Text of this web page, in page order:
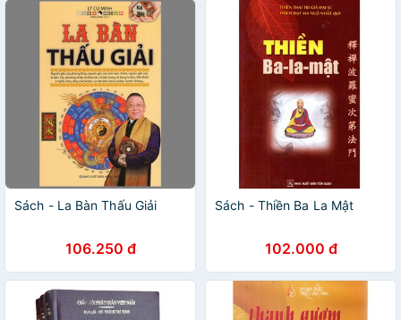
Sách - La Bàn Thấu Giải
106.250 đ
Sách - Thiền Ba La Mật
102.000 đ